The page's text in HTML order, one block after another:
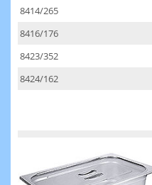
8414/265
8416/176
8423/352
8424/162